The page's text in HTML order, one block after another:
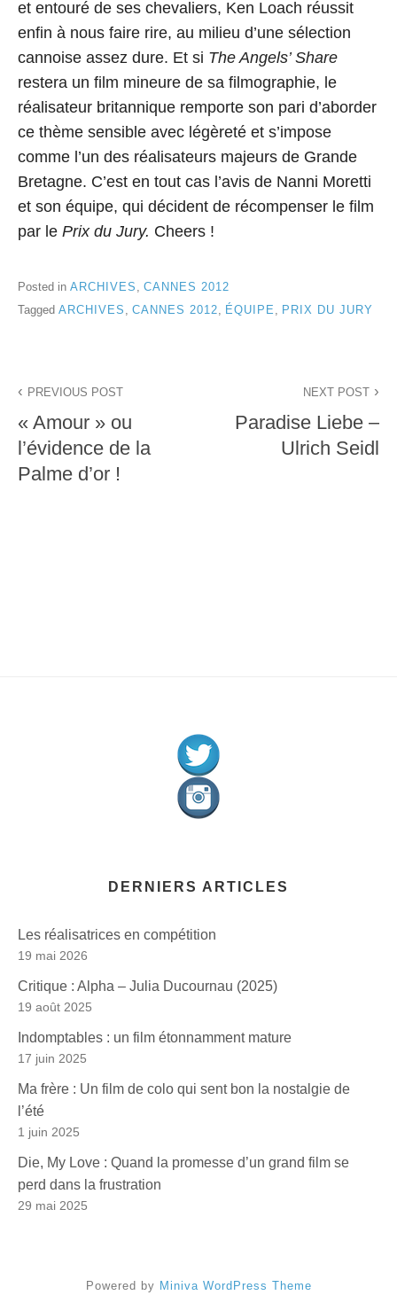
et entouré de ses chevaliers, Ken Loach réussit
enfin à nous faire rire, au milieu d’une sélection
cannoise assez dure. Et si The Angels’ Share
restera un film mineure de sa filmographie, le
réalisateur britannique remporte son pari d’aborder
ce thème sensible avec légèreté et s’impose
comme l’un des réalisateurs majeurs de Grande
Bretagne. C’est en tout cas l’avis de Nanni Moretti
et son équipe, qui décident de récompenser le film
par le Prix du Jury. Cheers !
Posted in ARCHIVES
CANNES 2012
Tagged ARCHIVES , CANNES 2012, ÉQUIPE , PRIX DU JURY
de
l’article
PREVIOUS POST
« Amour » ou
l’évidence de la
Palme d’or !
NEXT POST
Paradise Liebe –
Ulrich Seidl
DERNIERS ARTICLES
Les réalisatrices en compétition
19 mai 2026
Critique : Alpha – Julia Ducournau (2025)
19 août 2025
Indomptables : un film étonnamment mature
17 juin 2025
Ma frère : Un film de colo qui sent bon la nostalgie de
l’été
1 juin 2025
Die, My Love : Quand la promesse d’un grand film se
perd dans la frustration
29 mai 2025
Powered by Miniva WordPress Theme